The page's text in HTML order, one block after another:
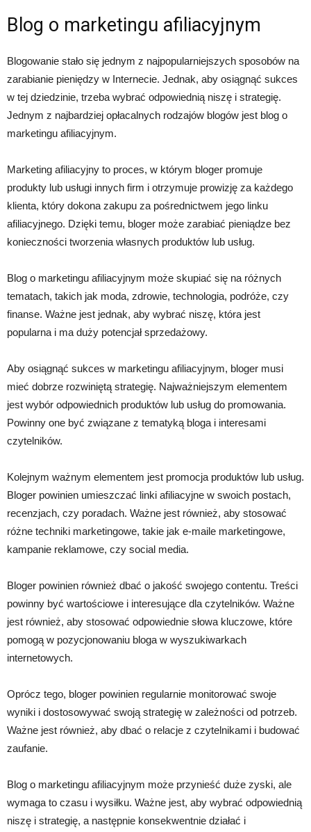
Blog o marketingu afiliacyjnym
Blogowanie stało się jednym z najpopularniejszych sposobów na
zarabianie pieniędzy w Internecie. Jednak, aby osiągnąć sukces
w tej dziedzinie, trzeba wybrać odpowiednią niszę i strategię.
Jednym z najbardziej opłacalnych rodzajów blogów jest blog o
marketingu afiliacyjnym.
Marketing afiliacyjny to proces, w którym bloger promuje
produkty lub usługi innych firm i otrzymuje prowizję za każdego
klienta, który dokona zakupu za pośrednictwem jego linku
afiliacyjnego. Dzięki temu, bloger może zarabiać pieniądze bez
konieczności tworzenia własnych produktów lub usług.
Blog o marketingu afiliacyjnym może skupiać się na różnych
tematach, takich jak moda, zdrowie, technologia, podróże, czy
finanse. Ważne jest jednak, aby wybrać niszę, która jest
popularna i ma duży potencjał sprzedażowy.
Aby osiągnąć sukces w marketingu afiliacyjnym, bloger musi
mieć dobrze rozwiniętą strategię. Najważniejszym elementem
jest wybór odpowiednich produktów lub usług do promowania.
Powinny one być związane z tematyką bloga i interesami
czytelników.
Kolejnym ważnym elementem jest promocja produktów lub usług.
Bloger powinien umieszczać linki afiliacyjne w swoich postach,
recenzjach, czy poradach. Ważne jest również, aby stosować
różne techniki marketingowe, takie jak e-maile marketingowe,
kampanie reklamowe, czy social media.
Bloger powinien również dbać o jakość swojego contentu. Treści
powinny być wartościowe i interesujące dla czytelników. Ważne
jest również, aby stosować odpowiednie słowa kluczowe, które
pomogą w pozycjonowaniu bloga w wyszukiwarkach
internetowych.
Oprócz tego, bloger powinien regularnie monitorować swoje
wyniki i dostosowywać swoją strategię w zależności od potrzeb.
Ważne jest również, aby dbać o relacje z czytelnikami i budować
zaufanie.
Blog o marketingu afiliacyjnym może przynieść duże zyski, ale
wymaga to czasu i wysiłku. Ważne jest, aby wybrać odpowiednią
niszę i strategię, a następnie konsekwentnie działać i